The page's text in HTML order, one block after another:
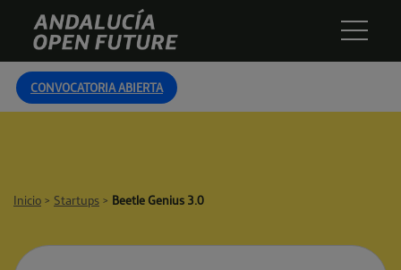
content
Andalucía
Open
Future
CONVOCATORIA ABIERTA
Inicio > Startups > Beetle Genius 3.0